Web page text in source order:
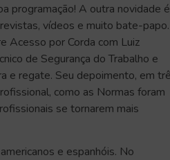
programação! A outra novidade é
vídeos e muito bate-papo.
Acesso por Corda com Luiz
de Segurança do Trabalho e
e regate. Seu depoimento, em
como as Normas foram
se tornarem mais
e espanhóis. No